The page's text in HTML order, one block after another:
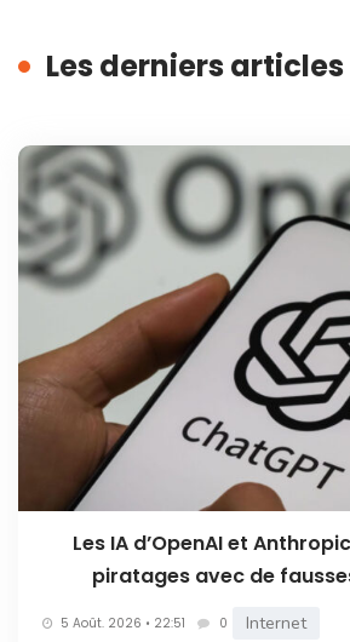
Les derniers articles
Les IA d’OpenAI et
piratages avec de
5 Août. 2026 • 22:51 0 Internet